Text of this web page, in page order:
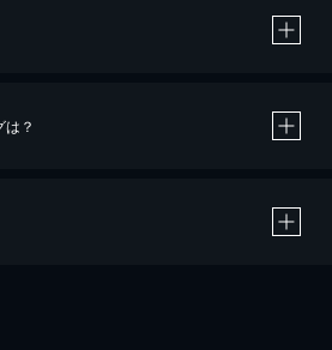
ジットカード決済による作品の購入 / レンタルです。
品の購入 / レンタルは、20％のポイント還元です。
？